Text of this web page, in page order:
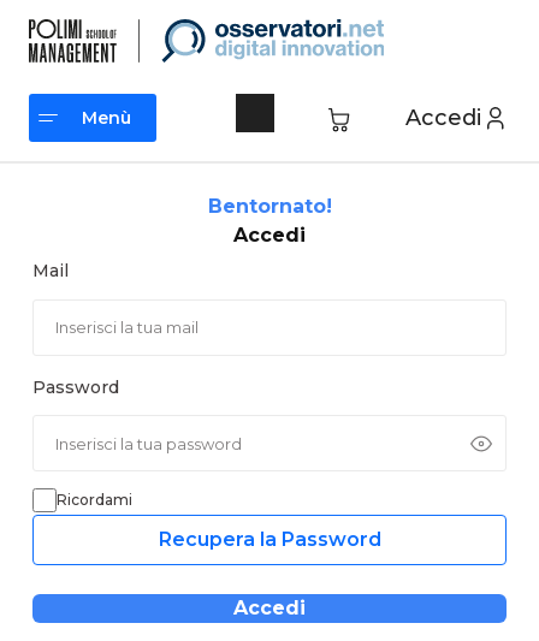
contenuto
Accedi
Menù
Bentornato!
Accedi
Mail
Password
Ricordami
Recupera la Password
Accedi